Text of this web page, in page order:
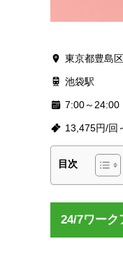
東京都豊島
池袋駅
7:00～24:00
13,475円/回
目次
24/7ワーク